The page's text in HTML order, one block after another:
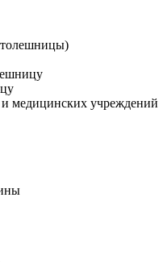
медицинских учреждений